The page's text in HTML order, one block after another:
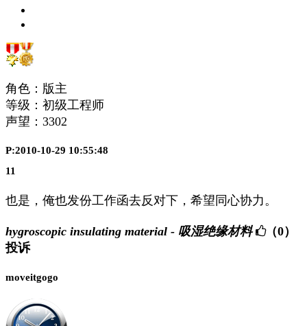
角色：版主
等级：初级工程师
声望： 3302
P:2010-10-29 10:55:48
11
也是，俺也发份工作函去反对下，希望同心协力。
hygroscopic insulating material - 吸湿绝缘材料
（0）
投诉
moveitgogo